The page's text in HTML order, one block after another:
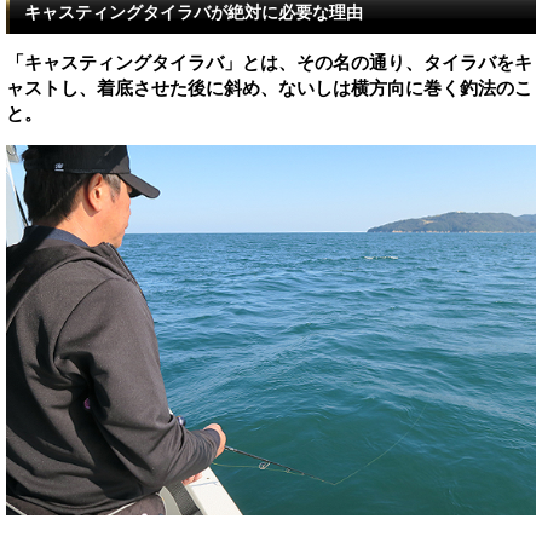
キャスティングタイラバが絶対に必要な理由
「キャスティングタイラバ」とは、その名の通り、タイラバをキ
ャストし、着底させた後に斜め、ないしは横方向に巻く釣法のこ
と。